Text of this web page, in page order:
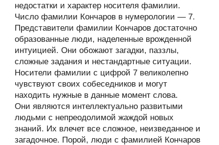
недостатки и характер носителя фамилии.
Число фамилии Кончаров в нумерологии — 7.
Представители фамилии Кончаров достаточно
образованные люди, наделенные врожденной
интуицией. Они обожают загадки, паззлы,
сложные задания и нестандартные ситуации.
Носители фамилии с цифрой 7 великолепно
чувствуют своих собеседников и могут
находить нужные в данные момент слова.
Они являются интеллектуально развитыми
людьми с непреодолимой жаждой новых
знаний. Их влечет все сложное, неизведанное и
загадочное. Порой, люди с фамилией Кончаров